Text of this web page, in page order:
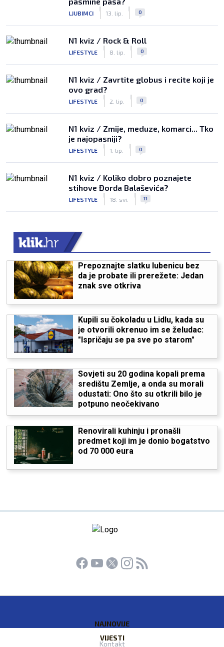
LJUBIMCI 13. lip. 0
N1 kviz / Rock & Roll
LIFESTYLE 8. lip. 0
N1 kviz / Zavrtite globus i recite koji je
ovo grad?
LIFESTYLE 2. lip. 0
N1 kviz / Zmije, meduze, komarci... Tko
je najopasniji?
LIFESTYLE 1. lip. 0
N1 kviz / Koliko dobro poznajete
stihove Đorđa Balaševića?
LIFESTYLE 18. svi. 11
Prepoznajte slatku lubenicu bez
da je probate ili prerežete: Jedan
znak sve otkriva
Kupili su čokoladu u Lidlu, kada su
je otvorili okrenuo im se želudac:
"Ispričaju se pa sve po starom"
Sovjeti su 20 godina kopali prema
središtu Zemlje, a onda su morali
odustati: Ono što su otkrili bilo je
potpuno neočekivano
Renovirali kuhinju i pronašli
predmet koji im je donio bogatstvo
od 70 000 eura
NAJNOVIJE
VIJESTI
Kontakt